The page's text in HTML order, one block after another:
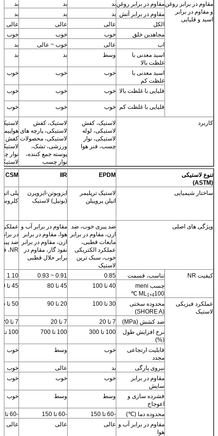
مقاوم در برابر روغن
و مقاوم در برابر
اسید و قلیایی
مقاوم در برابر روغنبد بد
بد
مقاوم در برابر آتش بد بد
بد
الکل
عالی عالی
عالی
مجاهدین خلق
خوب خوب
خوب
اب
عالی خوب ~ عالی
بد
اسید معدنی با
غلظت بالا
وسط بد بد
اسید معدنی با
غلظت کم
خوب خوب خوب
قلیایی با غلظت بالا خوب خوب خوب
قلیایی با غلظت کم خوب خوب خوب
کاربرد
لاستیک، کفش
لاستیکی، لوله
لاستیکی، نوار
چسب، فنر هوا
لاستیک، کفش
لاستیکی، پارچه های
لاستیکی، محصولات
ورزشی، تشک،
پوسته جمع کننده،
نوار چسب
کفش
نوار
تنوع لاستیکی
(ASTM)
EPDM
IIR
CSM
ساختار شیمیایی
لاستیک ترپلیمر
اتیلن پروپیلن
ایزوبوتن-ایزوپرن
(بوتیل) لاستیک
پلی
ویژگی های اصلی
ضد پیری خوب، ضد
ازن، مقاوم در برابر
مایعات قطبی،
عملکرد الکتریکی
خوب، سبک ترین
لاستیک
مقاوم در برابر آب و
هوا، مقاوم در برابر
ازن، مقاوم در برابر
نفوذ گاز، مقاوم در
برابر حلال قطبی
عملکرد
در
ضد
NR، قیمت پایین تر.
کیفیت NR تناسب، قسمت 0.85
0.91 ~ 0.93
1.10
چسب meni
ML1+4100 ℃
40 تا 100 45 تا 80 45 تا 60
عملکرد فیزیکی
لاستیک
محدوده سختی
(SHORE A)
30 تا 100 20 تا 90 50 تا 95
ضد کشش (MPa) 7 تا 20 7 تا 20
7 تا 20
نرخ افزایش طول
(%)
100 تا 300 100 تا 700 100 تا 500
قابلیت ارتجاعی
مجدد
خوب وسط خوب
نیروی پارگی بد عالی
خوب
مقاوم در برابر
سایش
خوب خوب خوب
فشرده سازی و
اعوجاج
وسط وسط خوب
محدوده دما (℃) -60 تا 150 -60 تا 150
-60 تا 150
مقاوم در برابر آب و
هوا
عالی عالی عالی